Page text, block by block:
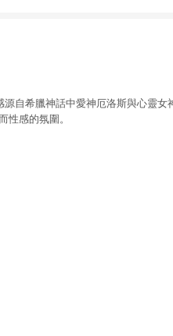
自希臘神話中愛神厄洛斯與心靈女
性感的氛圍。